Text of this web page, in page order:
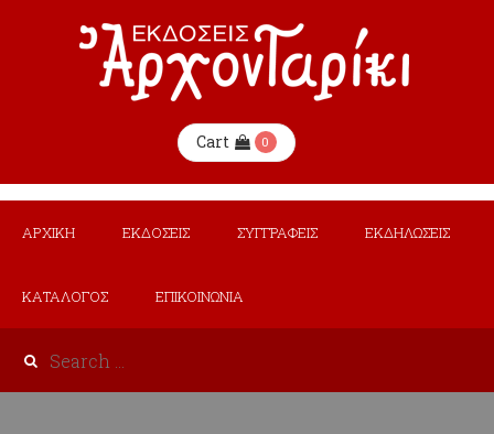
Cart 0
ΑΡΧΙΚΗ ΕΚΔΟΣΕΙΣ ΣΥΓΓΡΑΦΕΙΣ ΕΚΔΗΛΩΣΕΙΣ
ΚΑΤΑΛΟΓΟΣ ΕΠΙΚΟΙΝΩΝΙΑ